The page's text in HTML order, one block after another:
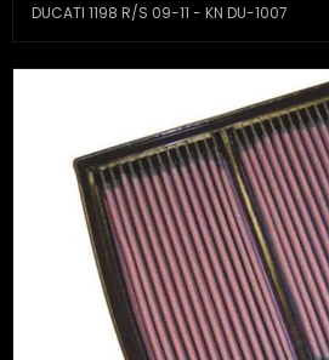
DUCATI 1198 R/S 09-11 - KN DU-1007